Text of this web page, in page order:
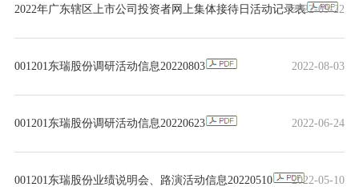
2022年广东辖区上市公司投资者网上集体接待日活动记录表2022-09-22
001201东瑞股份调研活动信息20220803 2022-08-03
001201东瑞股份调研活动信息20220623 2022-06-24
001201东瑞股份业绩说明会、路演活动信息20220510 2022-05-10